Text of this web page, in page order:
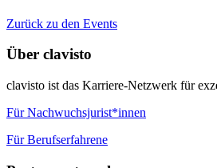
Zurück zu den Events
Über clavisto
clavisto ist das Karriere-Netzwerk für
Für Nachwuchsjurist*innen
Für Berufserfahrene